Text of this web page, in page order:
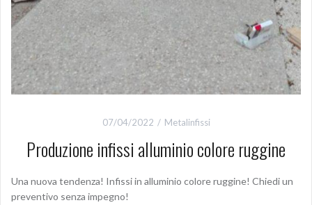
07/04/2022 Metalinfissi
Produzione infissi alluminio colore ruggine
Una nuova tendenza! Infissi in alluminio colore ruggine! Chiedi un
preventivo senza impegno!